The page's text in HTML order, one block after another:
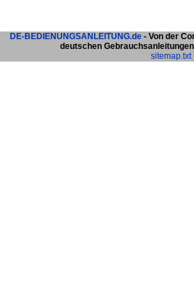
DE-BEDIENUNGSANLEITUNG.de - Von der
deutschen
sitemap.txt